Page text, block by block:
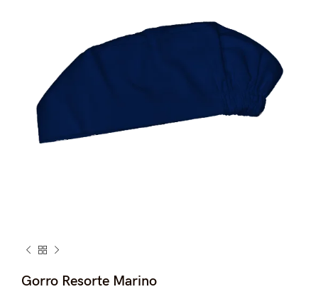
Gorro Resorte Marino